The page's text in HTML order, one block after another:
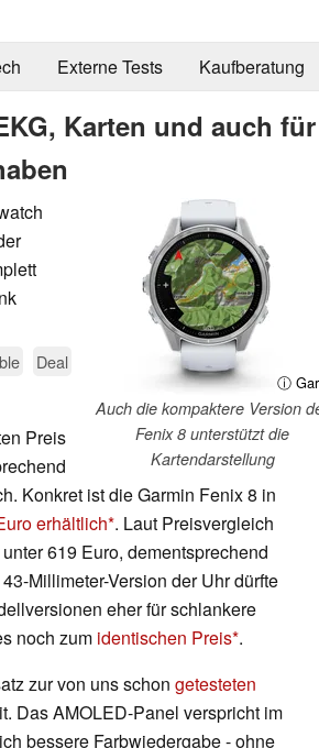
Externe Tests Kaufberatung
Karten und auch für
ⓘ
Auch die kompaktere Version
Fenix 8 unterstützt die
Kartendarstellung
Deal
Preis
Konkret ist die Garmin Fenix 8 in
erhältlich . Laut Preisvergleich
619 Euro, dementsprechend
Millimeter-Version der Uhr dürfte
eher für schlankere
noch zum identischen Preis .
zur von uns schon getesteten
Das AMOLED-Panel verspricht im
bessere Farbwiedergabe - ohne